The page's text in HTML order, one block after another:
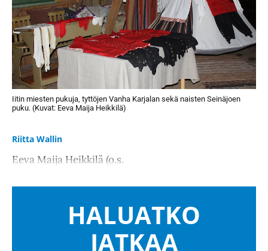
Iitin miesten pukuja, tyttöjen Vanha Karjalan sekä naisten Seinäjoen
puku. (Kuvat: Eeva Maija Heikkilä)
Riitta Wallin
Eeva Maija Heikkilä (o.s.
HALUATKO
JATKAA